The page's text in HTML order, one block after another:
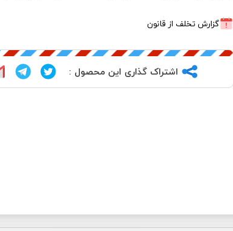
گزارش تخلف از قانون
اشتراک گذاری این محصول :